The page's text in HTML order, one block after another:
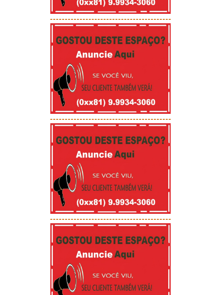
-----------------------------------------
-----------------------------------------
-----------------------------------------